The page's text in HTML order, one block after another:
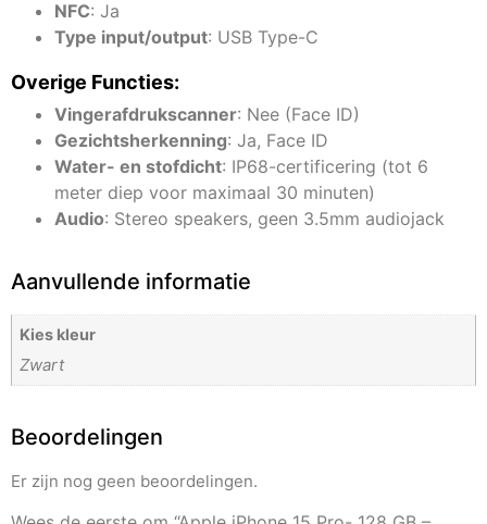
NFC: Ja
Type input/output: USB Type-C
Overige Functies:
Vingerafdrukscanner: Nee (Face ID)
Gezichtsherkenning: Ja, Face ID
Water- en stofdicht: IP68-certificering (tot 6
meter diep voor maximaal 30 minuten)
Audio: Stereo speakers, geen 3.5mm audiojack
Aanvullende informatie
Kies kleur
Zwart
Beoordelingen
Er zijn nog geen beoordelingen.